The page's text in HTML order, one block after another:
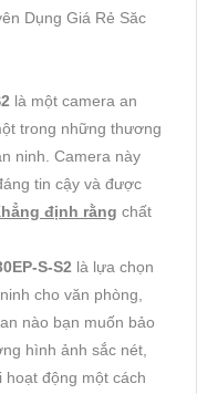
Dụng Giá Rẻ Săc
là một camera an
trong những thương
ninh. Camera này
tin cậy và được
định rằng chất
S-S2 là lựa chọn
cho văn phòng,
nào bạn muốn bảo
hình ảnh sắc nét,
hoạt động một cách